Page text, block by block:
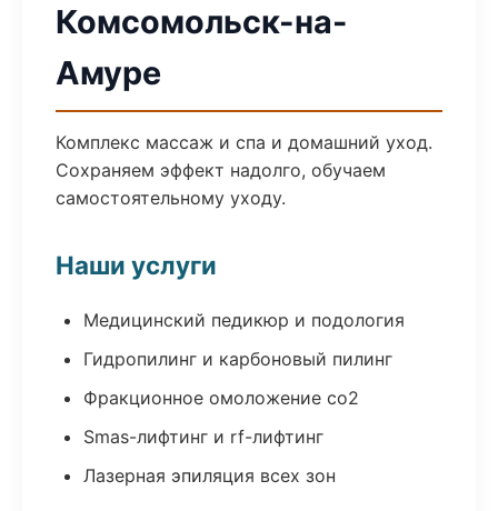
Комсомольск-на-
Амуре
Комплекс массаж и спа и домашний уход.
Сохраняем эффект надолго, обучаем
самостоятельному уходу.
Наши услуги
Медицинский педикюр и подология
Гидропилинг и карбоновый пилинг
Фракционное омоложение co2
Smas-лифтинг и rf-лифтинг
Лазерная эпиляция всех зон